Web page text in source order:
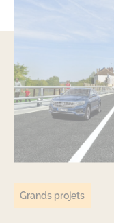
Grands projets